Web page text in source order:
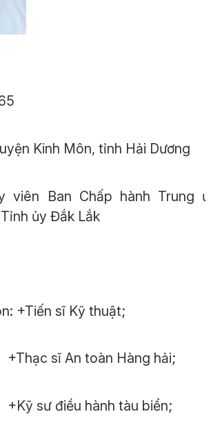
Kinh Môn, tỉnh Hải Dương
viên Ban Chấp hành Trung
ủy Đắk Lắk
+Tiến sĩ Kỹ thuật;
An toàn Hàng hải;
hành tàu biển;